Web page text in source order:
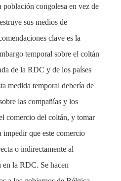
congolesa en vez de
sus medios de
clave es la
temporal sobre el coltán
de la RDC y de los países
medida temporal debería de
las compañías y los
comercio del coltán, y tomar
impedir que este comercio
o indirectamente al
la RDC. Se hacen